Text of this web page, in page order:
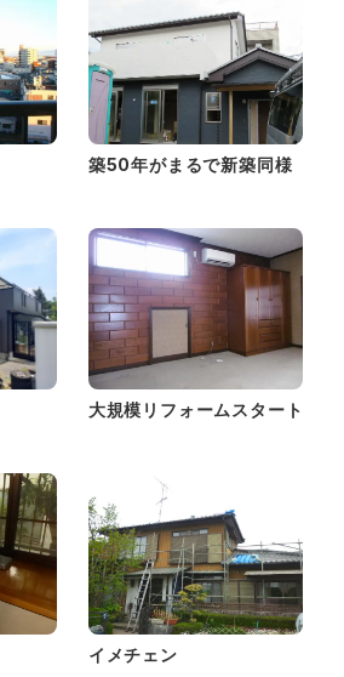
築50年がまるで新築同様
大規模リフォームスタート
イメチェン